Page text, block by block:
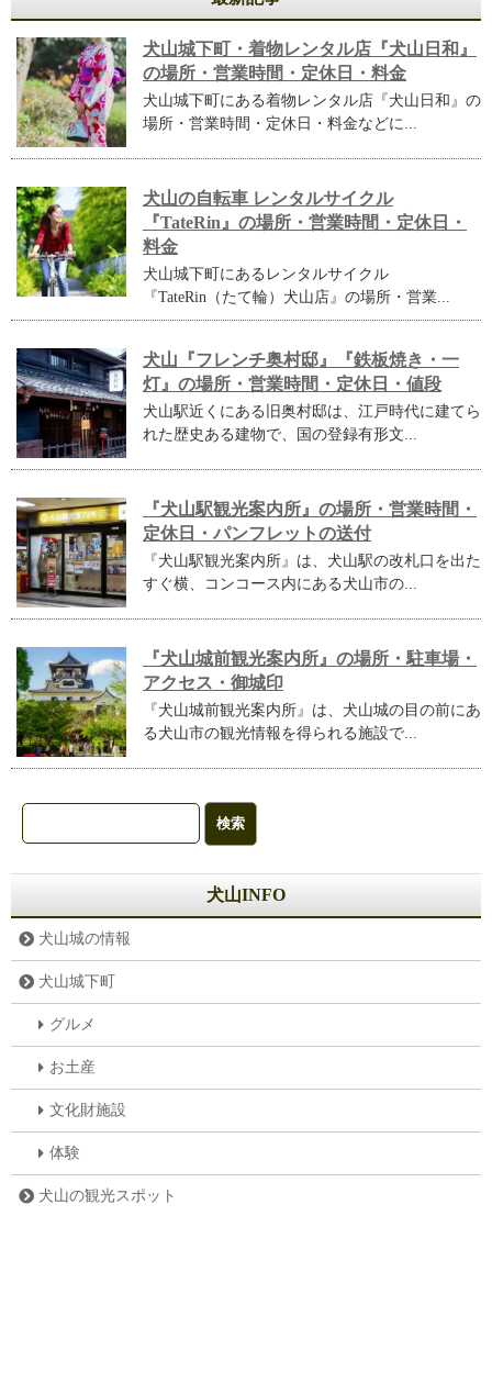
犬山城下町・着物レンタル店『犬山日和』
の場所・営業時間・定休日・料金
犬山城下町にある着物レンタル店『犬山日和』の
場所・営業時間・定休日・料金などに...
犬山の自転車 レンタルサイクル
『TateRin』の場所・営業時間・定休日・
料金
犬山城下町にあるレンタルサイクル
『TateRin（たて輪）犬山店』の場所・営業...
犬山『フレンチ奥村邸』『鉄板焼き・一
灯』の場所・営業時間・定休日・値段
犬山駅近くにある旧奥村邸は、江戸時代に建てら
れた歴史ある建物で、国の登録有形文...
『犬山駅観光案内所』の場所・営業時間・
定休日・パンフレットの送付
『犬山駅観光案内所』は、犬山駅の改札口を出た
すぐ横、コンコース内にある犬山市の...
『犬山城前観光案内所』の場所・駐車場・
アクセス・御城印
『犬山城前観光案内所』は、犬山城の目の前にあ
る犬山市の観光情報を得られる施設で...
犬山INFO
犬山城の情報
犬山城下町
グルメ
お土産
文化財施設
体験
犬山の観光スポット